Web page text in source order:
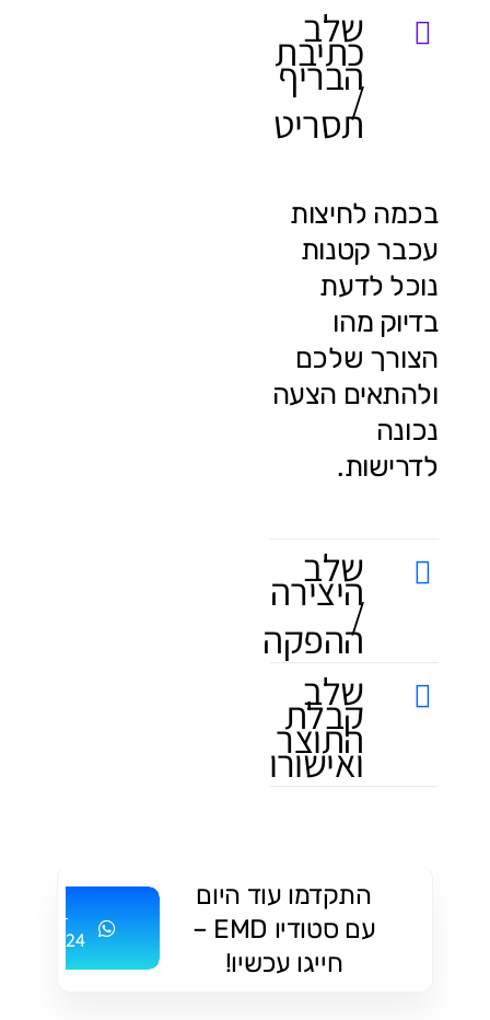
שלב
כתיבת
הבריף
/
תסריט
בכמה לחיצות
עכבר קטנות
נוכל לדעת
בדיוק מהו
הצורך שלכם
ולהתאים הצעה
נכונה
לדרישות.
שלב
היצירה
/
ההפקה
שלב
קבלת
התוצר
ואישורו
התקדמו עוד היום
עם סטודיו EMD –
חייגו עכשיו!
052-
2499624